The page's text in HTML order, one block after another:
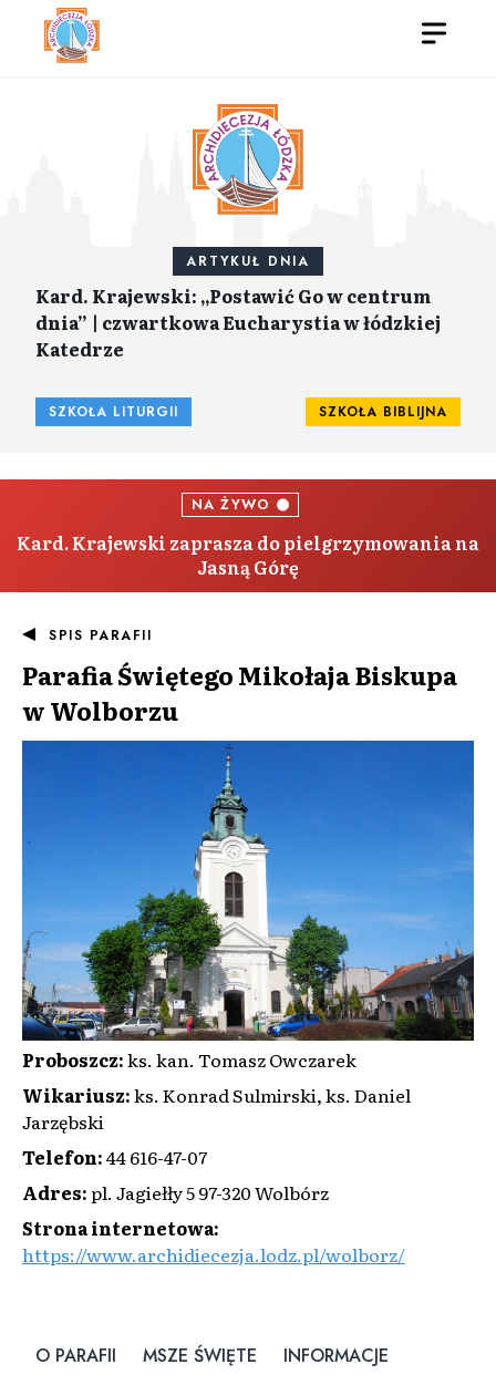
ARTYKUŁ DNIA
Kard. Krajewski: „Postawić Go w centrum
dnia” | czwartkowa Eucharystia w łódzkiej
Katedrze
SZKOŁA LITURGII SZKOŁA BIBLIJNA
NA ŻYWO
Kard. Krajewski zaprasza do pielgrzymowania na
Jasną Górę
SPIS PARAFII
ParafiaŚwiętego Mikołaja Biskupa
w Wolborzu
Proboszcz:ks. kan. Tomasz Owczarek
Wikariusz:ks. Konrad Sulmirski, ks. Daniel
Jarzębski
Telefon:44 616-47-07
Adres:pl. Jagiełły 5 97-320 Wolbórz
Strona internetowa:
https://www.archidiecezja.lodz.pl/wolborz/
O PARAFII MSZE ŚWIĘTE INFORMACJE